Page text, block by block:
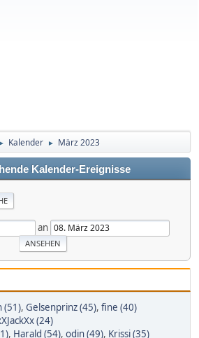
► Kalender ► März 2023
Kalender-Ereignisse
an
(51), Gelsenprinz (45), fine (40)
(24)
, Harald (54), odin (49), Krissi (35)